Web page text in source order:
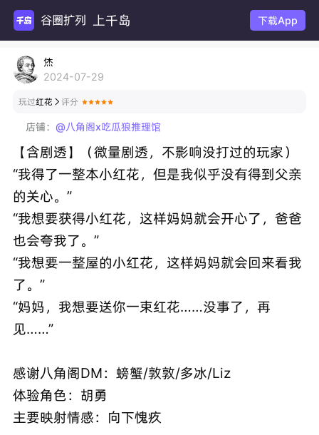
谷圈扩列 上千岛 下载App
烋
2024-07-29
玩过红花  评分
店铺： @八角阁x吃瓜狼推理馆
【含剧透】（微量剧透，不影响没打过的玩家）
“我得了一整本小红花，但是我似乎没有得到父亲
的关心。”
“我想要获得小红花，这样妈妈就会开心了，爸爸
也会夸我了。”
“我想要一整屋的小红花，这样妈妈就会回来看我
了。”
“妈妈，我想要送你一束红花……没事了，再
见……”
感谢八角阁DM：螃蟹/敦敦/多冰/Liz
体验角色：胡勇
主要映射情感：向下愧疚